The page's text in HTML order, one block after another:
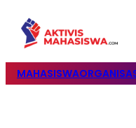
MAHASISWA